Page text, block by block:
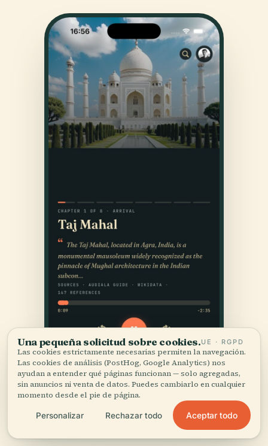
Una pequeña solicitud sobre cookies.UE · RGPD
Las cookies estrictamente necesarias permiten la navegación.
Las cookies de análisis (PostHog, Google Analytics) nos
ayudan a entender qué páginas funcionan — solo agregadas,
sin anuncios ni venta de datos. Puedes cambiarlo en cualquier
momento desde el pie de página.
Personalizar Rechazar todo Aceptar todo